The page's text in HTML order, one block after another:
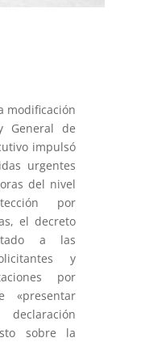
modificación
General de
impulsó
urgentes
del nivel
por
el decreto
a las
y
por
«presentar
sobre la